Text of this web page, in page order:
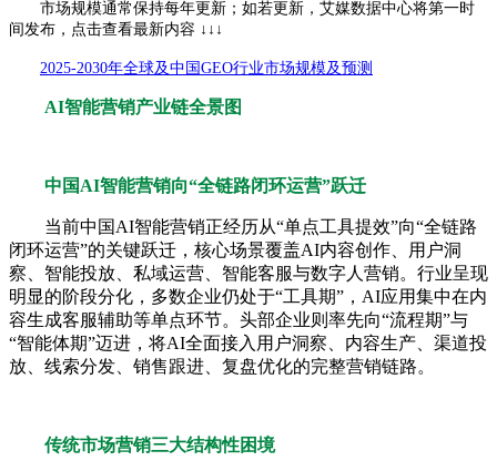
市场规模通常保持每年更新；如若更新，艾媒数据中心将第一时
间发布，点击查看最新内容 ↓↓↓
2025-2030年全球及中国GEO行业市场规模及预测
AI智能营销产业链全景图
中国AI智能营销向“全链路闭环运营”跃迁
当前中国AI智能营销正经历从“单点工具提效”向“全链路
闭环运营”的关键跃迁，核心场景覆盖AI内容创作、用户洞
察、智能投放、私域运营、智能客服与数字人营销。行业呈现
明显的阶段分化，多数企业仍处于“工具期”，AI应用集中在内
容生成客服辅助等单点环节。头部企业则率先向“流程期”与
“智能体期”迈进，将AI全面接入用户洞察、内容生产、渠道投
放、线索分发、销售跟进、复盘优化的完整营销链路。
传统市场营销三大结构性困境